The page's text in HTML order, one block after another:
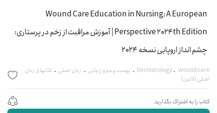
Wound Care Education in Nursing: A European
Perspective 2024th Edition | آموزش مراقبت از زخم در پرستاری:
چشم انداز اروپایی نسخه 2024
Dermatology wound care پوست و مو و زیبایی زبان اصلی
کتابهای زبان
اصلی (لاتین)
کتاب را به اشتراک بگذارید